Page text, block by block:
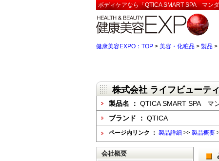
ボディケアなら「QTICA SMART SPA マン
健康美容EXPO：TOP > 美容・化粧品 > 製品 >
株式会社 ライフビューテ
製品名 ： QTICA SMART SPA マ
ブランド ： QTICA
ページ内リンク ： 製品詳細 >> 製品概要
会社概要